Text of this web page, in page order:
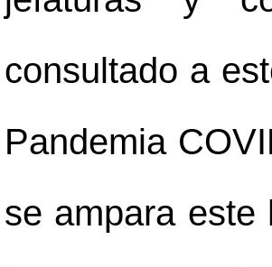
consultado a
Pandemia
se ampara este